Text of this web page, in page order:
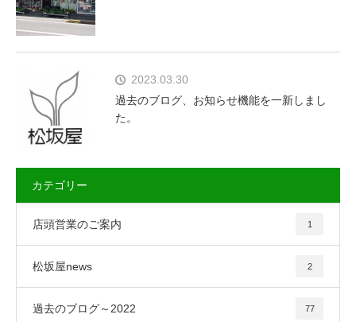
2023.03.30
過去のブログ、お知らせ機能を一新しまし
た。
カテゴリー
店頭営業のご案内 1
松坂屋news 2
過去のブログ～2022 77